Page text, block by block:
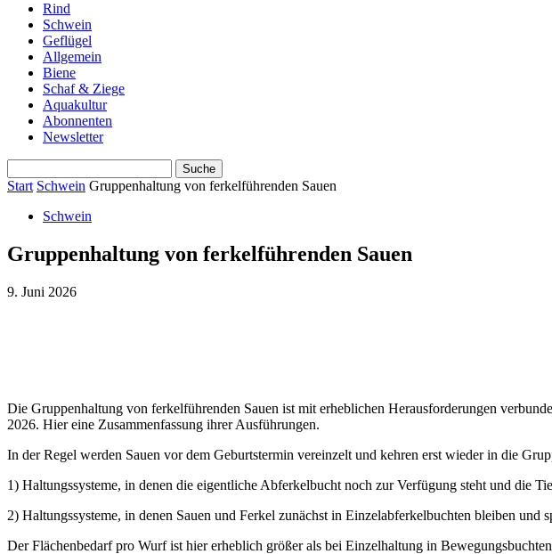
Rind
Schwein
Geflügel
Allgemein
Biene
Schaf & Ziege
Aquakultur
Abonnenten
Newsletter
Start Schwein Gruppenhaltung von ferkelführenden Sauen
Schwein
Gruppenhaltung von ferkelführenden Sauen
9. Juni 2026
Die Gruppenhaltung von ferkelführenden Sauen ist mit erheblichen Herausforderungen
2026. Hier eine Zusammenfassung ihrer Ausführungen.
In der Regel werden Sauen vor dem Geburtstermin vereinzelt und kehren erst wieder in die
1) Haltungssysteme, in denen die eigentliche Abferkelbucht noch zur Verfügung steht und die
2) Haltungssysteme, in denen Sauen und Ferkel zunächst in Einzelabferkelbuchten bleiben und
Der Flächenbedarf pro Wurf ist hier erheblich größer als bei Einzelhaltung in